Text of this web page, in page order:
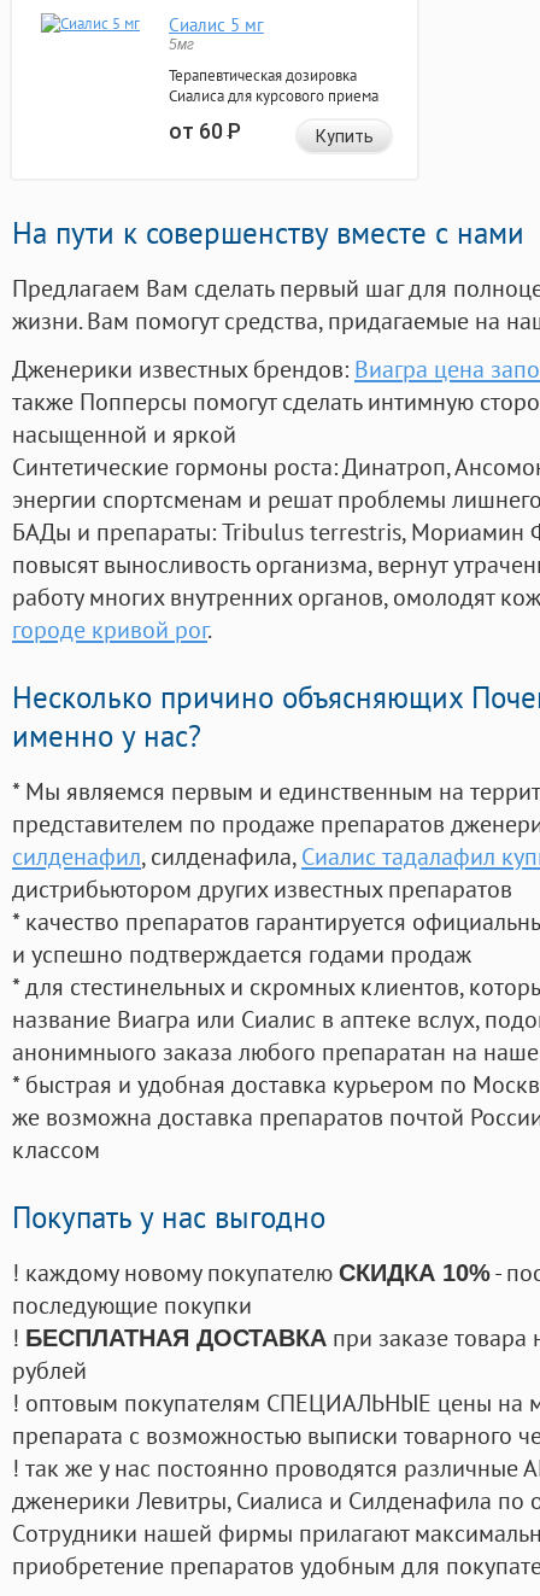
Сиалис 5 мг
5мг
Терапевтическая дозировка
Сиалиса для курсового приема
от 60Р Купить
На пути к совершенству вместе с нами
Предлагаем Вам сделать первый шаг для
жизни. Вам помогут средства, придагаемые на
Дженерики известных брендов: Виагра цена
также Попперсы помогут сделать интимную
насыщенной и яркой
Синтетические гормоны роста: Динатроп,
энергии спортсменам и решат проблемы
БАДы и препараты:Tribulus terrestris, Мориамин
повысят выносливость организма, вернут
работу многих внутренних органов, омолодят
городе кривой рог.
Несколько причино объясняющих
именно у нас?
* Мы являемся первым и единственным на
представителем по продаже препаратов
силденафил, силденафила, Сиалис тадалафил
дистрибьютором других известных препаратов
* качество препаратов гарантируется
и успешно подтверждается годами продаж
* для стестинельных и скромных клиентов,
название Виагра или Сиалис в аптеке вслух,
анонимныого заказа любого препаратан на
* быстрая и удобная доставка курьером по
же возможна доставка препаратов почтой
классом
Покупать у нас выгодно
! каждому новому покупателю СКИДКА 10%-
последующие покупки
! БЕСПЛАТНАЯ ДОСТАВКА при заказе
рублей
! оптовым покупателям СПЕЦИАЛЬНЫЕ цены на
препарата с возможностью выписки товарного
! так же у нас постоянно проводятся
дженерики Левитры, Сиалиса и Силденафила по
Cотрудники нашей фирмы прилагают
приобретение препаратов удобным для